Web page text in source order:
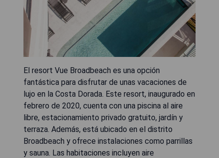
El resort Vue Broadbeach es una opción
fantástica para disfrutar de unas vacaciones de
lujo en la Costa Dorada. Este resort, inaugurado en
febrero de 2020, cuenta con una piscina al aire
libre, estacionamiento privado gratuito, jardín y
terraza. Además, está ubicado en el distrito
Broadbeach y ofrece instalaciones como parrillas
y sauna. Las habitaciones incluyen aire